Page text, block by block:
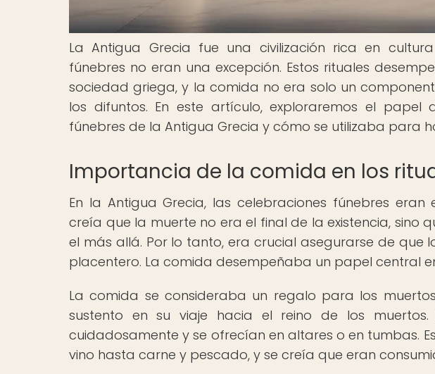
La Antigua Grecia fue una civilización rica en
fúnebres no eran una excepción. Estos rituales
sociedad griega, y la comida no era solo un
los difuntos. En este artículo, exploraremos el
fúnebres de la Antigua Grecia y cómo se utilizaba para
Importancia de la comida en los
En la Antigua Grecia, las celebraciones fúnebres eran
creía que la muerte no era el final de la existencia, sino
el más allá. Por lo tanto, era crucial asegurarse de que
placentero. La comida desempeñaba un papel central
La comida se consideraba un regalo para los
sustento en su viaje hacia el reino de los muertos.
cuidadosamente y se ofrecían en altares o en tumbas.
vino hasta carne y pescado, y se creía que eran